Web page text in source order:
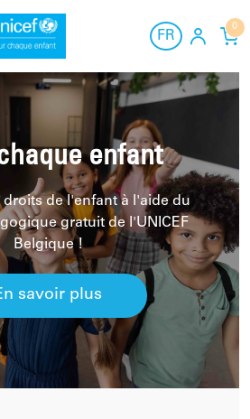
FR
NL
FR
0
enfant
droits de l'enfant à l'aide du
gratuit de l'UNICEF
Belgique !
savoir plus